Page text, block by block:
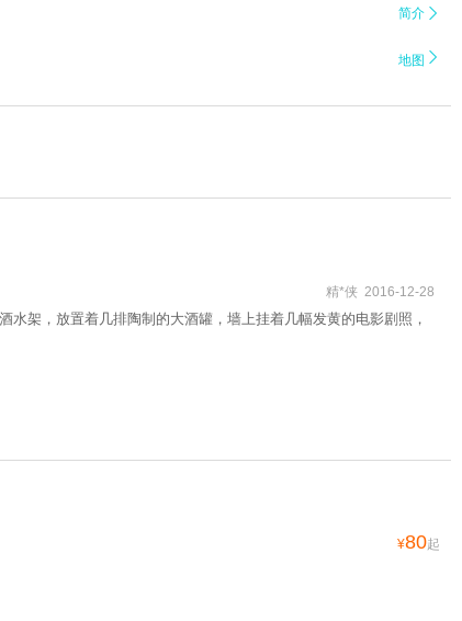
简介 
地图 
精*侠 2016-12-28
架，放置着几排陶制的大酒罐，墙上挂着几幅发黄的电影剧照，
¥80起